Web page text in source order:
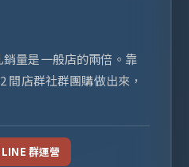
量是一般店的兩倍。靠
間店群社群團購做出來，
群運營